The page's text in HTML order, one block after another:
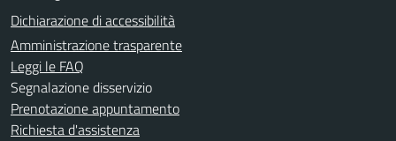
Dichiarazione di accessibilità
Amministrazione trasparente
Leggi le FAQ
Segnalazione disservizio
Prenotazione appuntamento
Richiesta d'assistenza